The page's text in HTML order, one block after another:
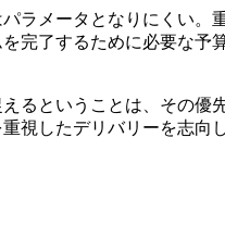
ラメータとなりにくい
完了するために必要な
るということは、その
視したデリバリーを志